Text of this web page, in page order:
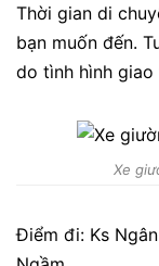
Thời gian di
bạn muốn đến.
do tình hình giao
Xe
Điểm đi: Ks